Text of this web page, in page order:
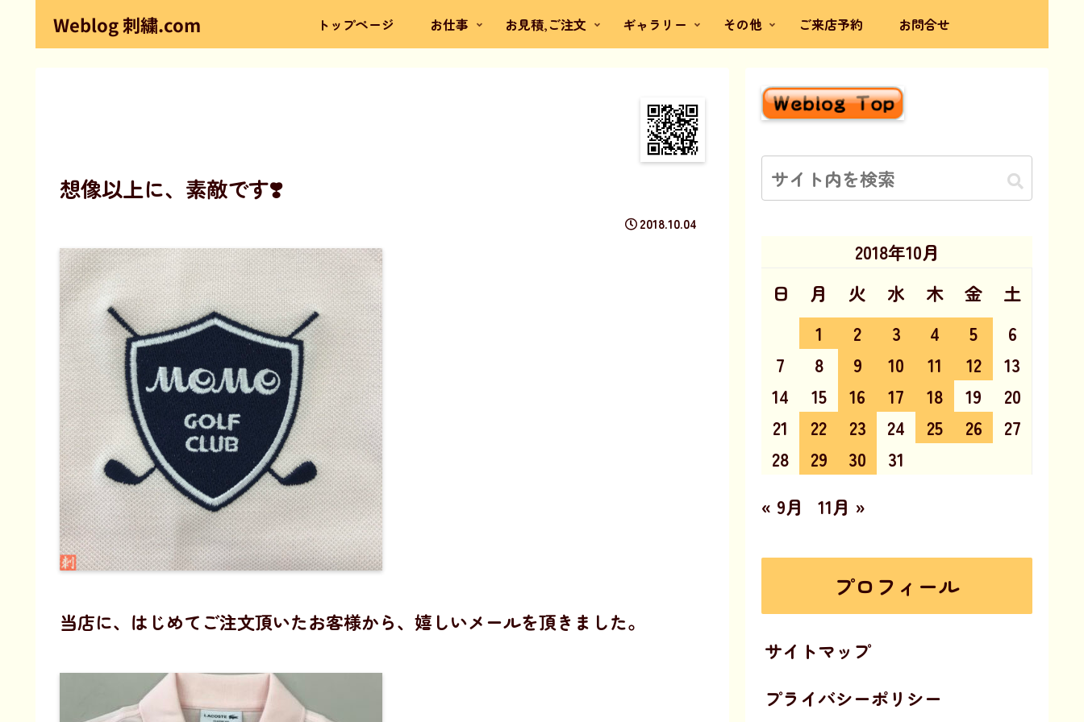
Weblog 刺繍.com トップページ お仕事 お見積,ご注文 ギャラリー その他 ご来店予約 お問合せ
想像以上に、素敵です❣️
2018.10.04
当店に、はじめてご注文頂いたお客様から、嬉しいメールを頂きました。
2018年10月
日
月 火 水 木 金
土
1
2 3 4 5
6
7
8 9 10 11 12
13
14
15 16 17 18 19
20
21
22 23 24 25 26
27
28
29 30
31
« 9月
11月 »
プロフィール
サイトマップ
プライバシーポリシー